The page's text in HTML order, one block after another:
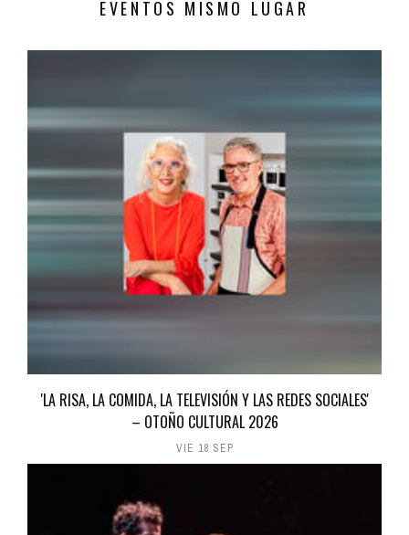
EVENTOS MISMO LUGAR
'LA RISA, LA COMIDA, LA TELEVISIÓN Y LAS REDES SOCIALES'
– OTOÑO CULTURAL 2026
VIE 18 SEP